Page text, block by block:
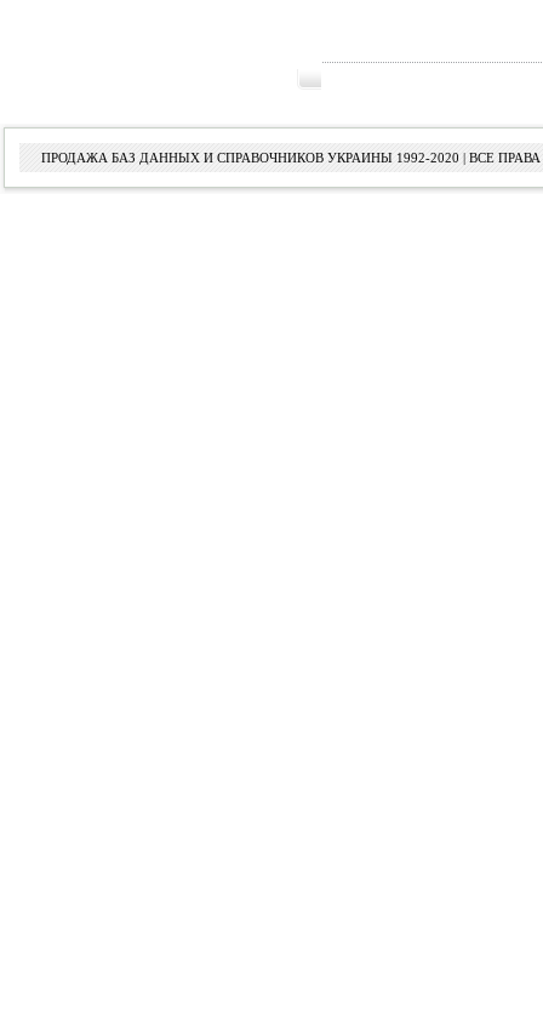
ПРОДАЖА БАЗ ДАННЫХ И СПРАВОЧНИКОВ УКРАИНЫ 1992-2020 | ВСЕ